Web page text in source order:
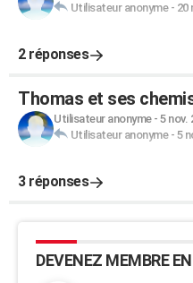
Utilisateur anonyme- 20
2 réponses
Thomas et ses
Utilisateur anonyme- 5 nov.
Utilisateur anonyme- 5
3 réponses
DEVENEZ MEMBRE